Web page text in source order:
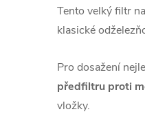
Tento velký filtr
klasické
Pro dosažení
předfiltru proti
vložky.